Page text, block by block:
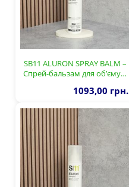
SB11 ALURON SPRAY BALM –
Спрей-бальзам для об’єму…
1093,00 грн.